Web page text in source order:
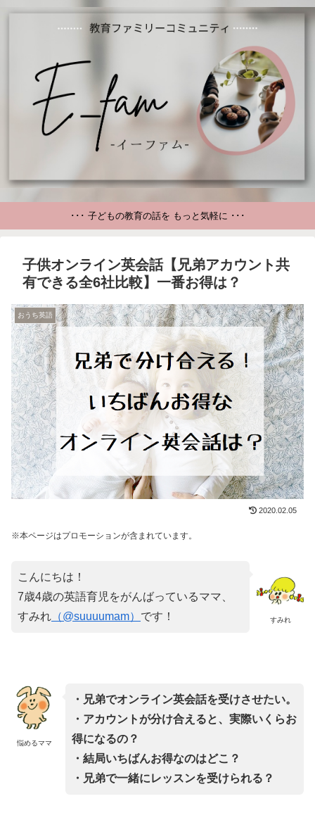
･･･ 子どもの教育の話を もっと気軽に ･･･
子供オンライン英会話【兄弟アカウント共
有できる全6社比較】一番お得は？
おうち英語
2020.02.05
※本ページはプロモーションが含まれています。
すみれ
こんにちは！
7歳4歳の英語育児をがんばっているママ、
すみれ （@suuuumam） です！
悩めるママ
・兄弟でオンライン英会話を受けさせたい。
・アカウントが分け合えると、実際いくらお
得になるの？
・結局いちばんお得なのはどこ？
・兄弟で一緒にレッスンを受けられる？